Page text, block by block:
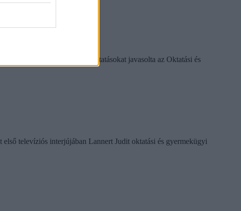
között ezeket a változtatásokat javasolta az Oktatási és
televíziós interjújában Lannert Judit oktatási és gyermekügyi